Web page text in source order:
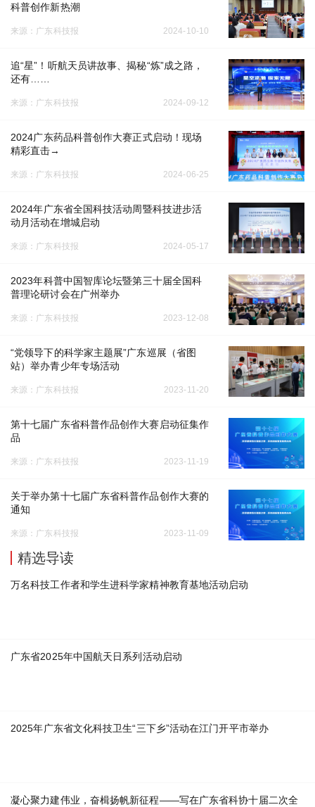
科普创作新热潮
来源：广东科技报 2024-10-10
追“星”！听航天员讲故事、揭秘“炼”成之路，
还有……
来源：广东科技报 2024-09-12
2024广东药品科普创作大赛正式启动！现场
精彩直击→
来源：广东科技报 2024-06-25
2024年广东省全国科技活动周暨科技进步活
动月活动在增城启动
来源：广东科技报 2024-05-17
2023年科普中国智库论坛暨第三十届全国科
普理论研讨会在广州举办
来源：广东科技报 2023-12-08
“党领导下的科学家主题展”广东巡展（省图
站）举办青少年专场活动
来源：广东科技报 2023-11-20
第十七届广东省科普作品创作大赛启动征集作
品
来源：广东科技报 2023-11-19
关于举办第十七届广东省科普作品创作大赛的
通知
来源：广东科技报 2023-11-09
精选导读
万名科技工作者和学生进科学家精神教育基地活动启动
广东省2025年中国航天日系列活动启动
2025年广东省文化科技卫生“三下乡”活动在江门开平市举办
凝心聚力建伟业，奋楫扬帆新征程——写在广东省科协十届二次全